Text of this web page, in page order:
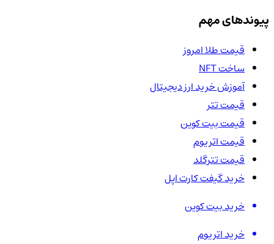
پیوندهای مهم
قیمت طلا امروز
ساخت NFT
آموزش خرید ارز دیجیتال
قیمت تتر
قیمت بیت کوین
قیمت اتریوم
قیمت تترگلد
خرید گیفت کارت اپل
خرید بیت کوین
خرید اتریوم